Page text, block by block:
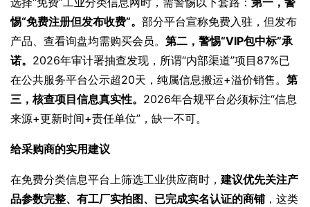
惕“免费注册但发布收费”。 部分平台宣称免费入驻，但发布
产品、查看询盘均需购买会员。 第二，警惕“VIP包中标”承
诺。 2026年审计署抽查发现，所谓“内部渠道”项目87%已
在公共服务平台公示超20天，纯属信息搬运+溢价销售。 第
三，核查项目信息真实性。 2026年合规平台必须标注“信息
来源+更新时间+责任单位”，缺一不可。
给采购商的实用建议
在免费分类信息平台上筛选工业供应商时， 建议优先关注产
品参数完整、有工厂实拍图、已完成实名认证的商铺，这类